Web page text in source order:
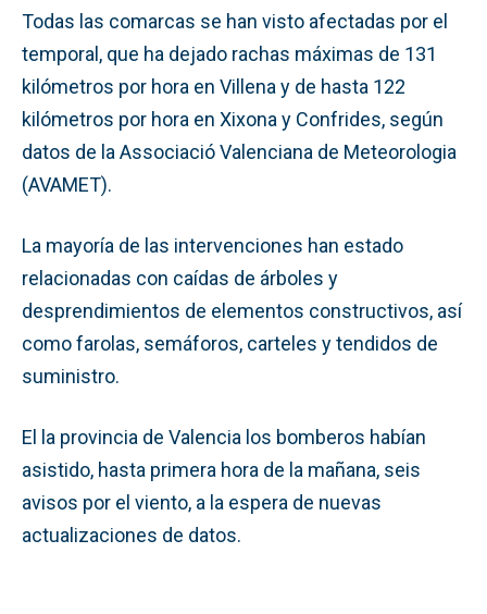
Todas las comarcas se han visto afectadas por el
temporal, que ha dejado rachas máximas de 131
kilómetros por hora en Villena y de hasta 122
kilómetros por hora en Xixona y Confrides, según
datos de la Associació Valenciana de Meteorologia
(AVAMET).
La mayoría de las intervenciones han estado
relacionadas con caídas de árboles y
desprendimientos de elementos constructivos, así
como farolas, semáforos, carteles y tendidos de
suministro.
El la provincia de Valencia los bomberos habían
asistido, hasta primera hora de la mañana, seis
avisos por el viento, a la espera de nuevas
actualizaciones de datos.